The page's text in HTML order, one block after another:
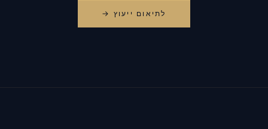
לתיאום ייעוץ →